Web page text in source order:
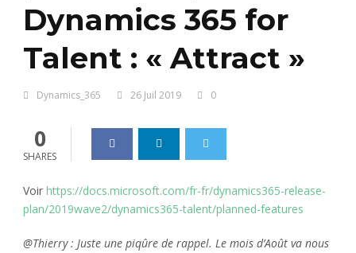
Dynamics 365 for
Talent : « Attract »
Dynamics_365 26 Juil 2019 0
0
SHARES
Voir https://docs.microsoft.com/fr-fr/dynamics365-release-
plan/2019wave2/dynamics365-talent/planned-features
@Thierry : Juste une piqûre de rappel. Le mois d’Août va nous